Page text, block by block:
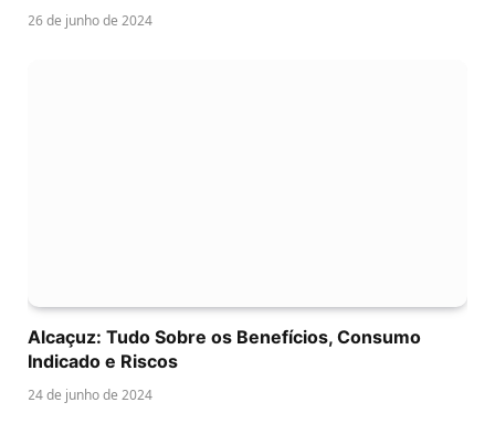
26 de junho de 2024
Alcaçuz: Tudo Sobre os Benefícios, Consumo
Indicado e Riscos
24 de junho de 2024